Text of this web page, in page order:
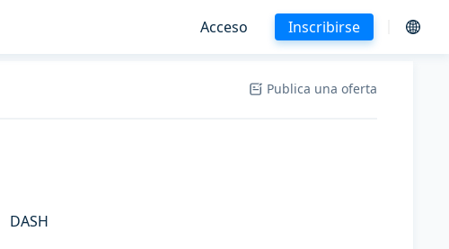
Acceso Inscribirse
Publica una oferta
DASH